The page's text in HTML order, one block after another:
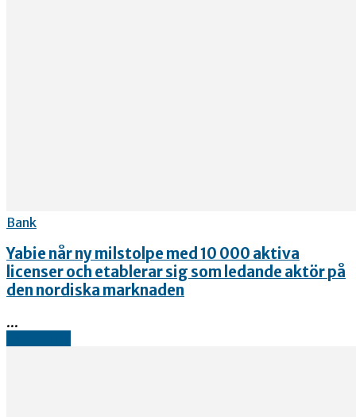
Bank
Yabie når ny milstolpe med 10 000 aktiva
licenser och etablerar sig som ledande aktör på
den nordiska marknaden
...